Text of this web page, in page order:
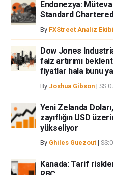
Endonezya:
Standard
By FXStreet Analiz Ekibi
Dow Jones
faiz artırımı
fiyatlar hala bunu
By Joshua Gibson |
Yeni Zelanda
zayıflığın USD
yükseliyor
By Ghiles Guezout |
Kanada: Tarif